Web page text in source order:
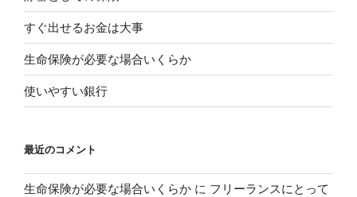
すぐ出せるお金は大事
生命保険が必要な場合いくらか
使いやすい銀行
最近のコメント
生命保険が必要な場合いくらか に フリーランスにとって